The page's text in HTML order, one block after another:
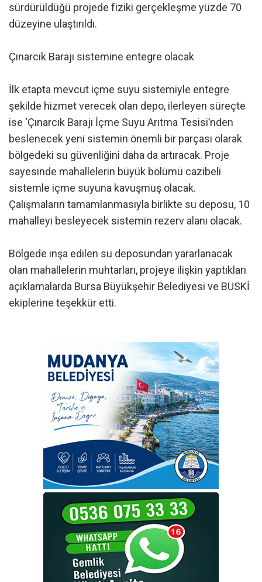
sürdürüldüğü projede fiziki gerçekleşme yüzde 70
düzeyine ulaştırıldı.
Çınarcık Barajı sistemine entegre olacak
İlk etapta mevcut içme suyu sistemiyle entegre
şekilde hizmet verecek olan depo, ilerleyen süreçte
ise ‘Çınarcık Barajı İçme Suyu Arıtma Tesisi’nden
beslenecek yeni sistemin önemli bir parçası olarak
bölgedeki su güvenliğini daha da artıracak. Proje
sayesinde mahallelerin büyük bölümü cazibeli
sistemle içme suyuna kavuşmuş olacak.
Çalışmaların tamamlanmasıyla birlikte su deposu, 10
mahalleyi besleyecek sistemin rezerv alanı olacak.
Bölgede inşa edilen su deposundan yararlanacak
olan mahallelerin muhtarları, projeye ilişkin yaptıkları
açıklamalarda Bursa Büyükşehir Belediyesi ve BUSKİ
ekiplerine teşekkür etti.